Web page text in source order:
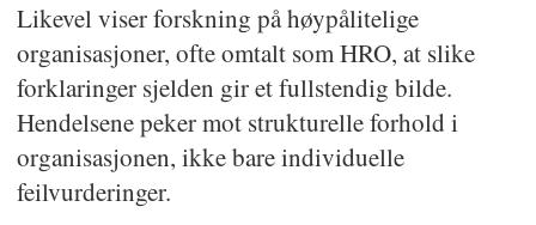
Likevel viser forskning på høypålitelige
organisasjoner, ofte omtalt som HRO, at slike
forklaringer sjelden gir et fullstendig bilde.
Hendelsene peker mot strukturelle forhold i
organisasjonen, ikke bare individuelle
feilvurderinger.